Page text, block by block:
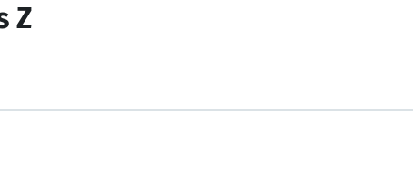
Z